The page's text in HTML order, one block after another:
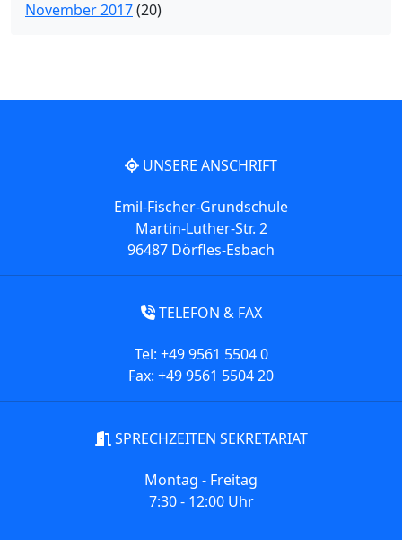
November 2017(20)
UNSERE ANSCHRIFT
Emil-Fischer-Grundschule
Martin-Luther-Str. 2
96487 Dörfles-Esbach
TELEFON & FAX
Tel: +49 9561 5504 0
Fax: +49 9561 5504 20
SPRECHZEITEN SEKRETARIAT
Montag - Freitag
7:30 - 12:00 Uhr